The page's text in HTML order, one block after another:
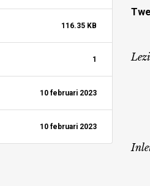
116.35 KB
1
10 februari 2023
10 februari 2023